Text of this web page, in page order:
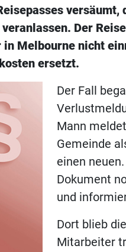
versäumt,
Der
Melbourne nicht
ersetzt.
Der Fall
Mann
Gemeinde
einen
Dokument
und
Dort blieb
Mitarbeiter